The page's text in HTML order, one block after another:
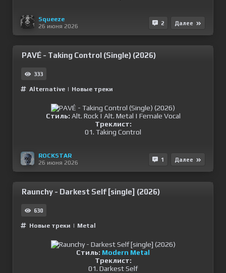
Squeeze
26 июня 2026
2 Далее
PAVÉ - Taking Control (Single) (2026)
333
Alternative | Новые треки
Стиль: Alt. Rock | Alt. Metal | Female Vocal
Треклист:
01. Taking Control
ROCKSTAR
26 июня 2026
1 Далее
Raunchy - Darkest Self [single] (2026)
630
Новые треки | Metal
Стиль: Modern Metal
Треклист:
01. Darkest Self